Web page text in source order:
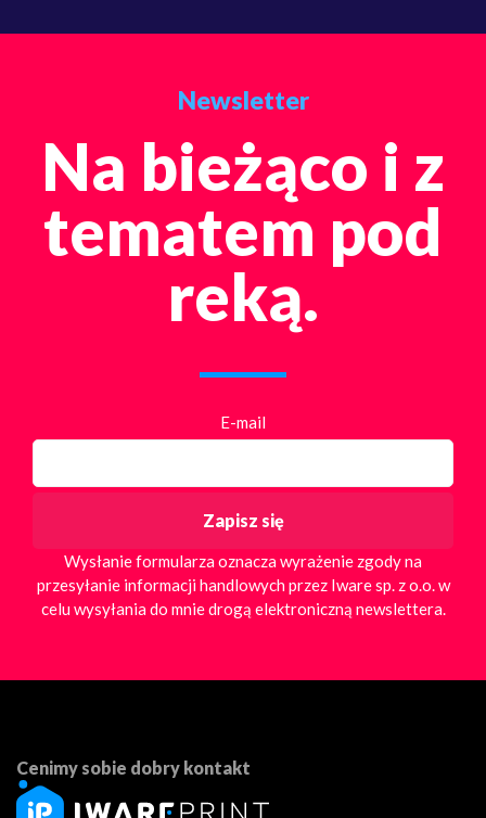
Newsletter
Na bieżąco i z
tematem pod
reką.
E-mail
Wysłanie formularza oznacza wyrażenie zgody na
przesyłanie informacji handlowych przez Iware sp. z o.o. w
celu wysyłania do mnie drogą elektroniczną newslettera.
Cenimy sobie dobry kontakt